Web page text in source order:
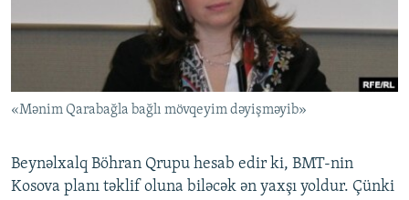
AZƏRBAYCAN ƏDƏBIYYATI KITABXANASI
İSLAM VƏ DEMOKRATIYA
İZ - MƏDƏNIYYƏT PROQRAMI
PEŞƏ ETIKASI VƏ JURNALISTIKA STANDARTLARIMIZ
MATERIALLARIMIZDAN ISTIFADƏ
AZADLIQRADIOSU MOBIL TELEFONUNUZDA
XƏBƏR BÜLLETENLƏRIMIZ
BIZI IZLƏ
RFE/RL-in bütün saytları
«Mənim Qarabağla bağlı mövqeyim dəyişməyib»
Beynəlxalq Böhran Qrupu hesab edir ki, BMT-nin
Kosova planı təklif oluna biləcək ən yaxşı yoldur. Çünki